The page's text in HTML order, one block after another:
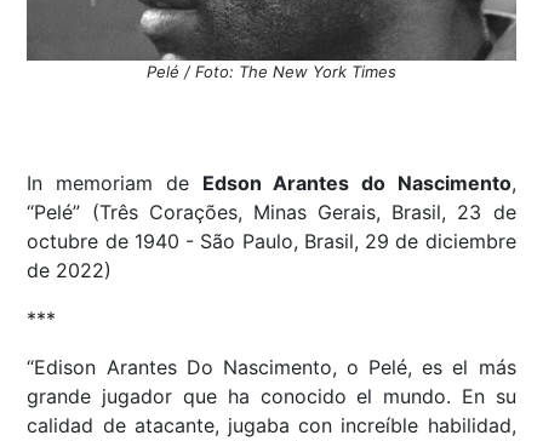
Pelé / Foto: The New York Times
In memoriam de Edson Arantes do Nascimento,
“Pelé” (Três Corações, Minas Gerais, Brasil, 23 de
octubre de 1940 - São Paulo, Brasil, 29 de diciembre
de 2022)
***
“Edison Arantes Do Nascimento, o Pelé, es el más
grande jugador que ha conocido el mundo. En su
calidad de atacante, jugaba con increíble habilidad,